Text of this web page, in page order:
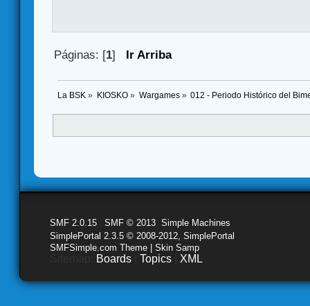
Páginas: [1] Ir Arriba
La BSK » KIOSKO» Wargames» 012 - Periodo Histórico del
SMF 2.0.15 SMF © 2013 Simple Machines
SimplePortal 2.3.5 © 2008-2012, SimplePortal
SMFSimple.com Theme | Skin Samp
Boards Topics XML